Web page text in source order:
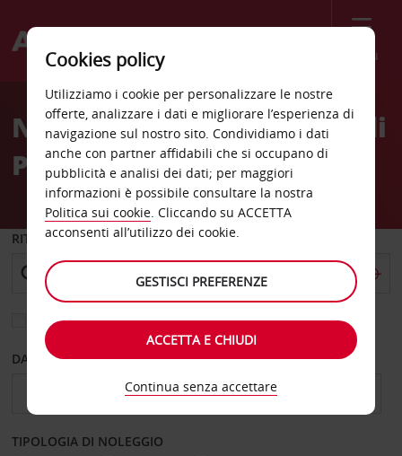
Menù
Welcome
AvisNoleggio auto aeroporto di
Palmerston North
RITIRO DA
Scegli una località di riconsegna diversa
DAL GIORNO AL GIORNO
TIPOLOGIA DI NOLEGGIO
Cookies policy
Utilizziamo i cookie per personalizzare le nostre
offerte, analizzare i dati e migliorare l’esperienza di
navigazione sul nostro sito. Condividiamo i dati
anche con partner affidabili che si occupano di
pubblicità e analisi dei dati; per maggiori
informazioni è possibile consultare la nostra
Politica sui cookie. Cliccando su ACCETTA
acconsenti all’utilizzo dei cookie.
GESTISCI PREFERENZE
ACCETTA E CHIUDI
Continua senza accettare